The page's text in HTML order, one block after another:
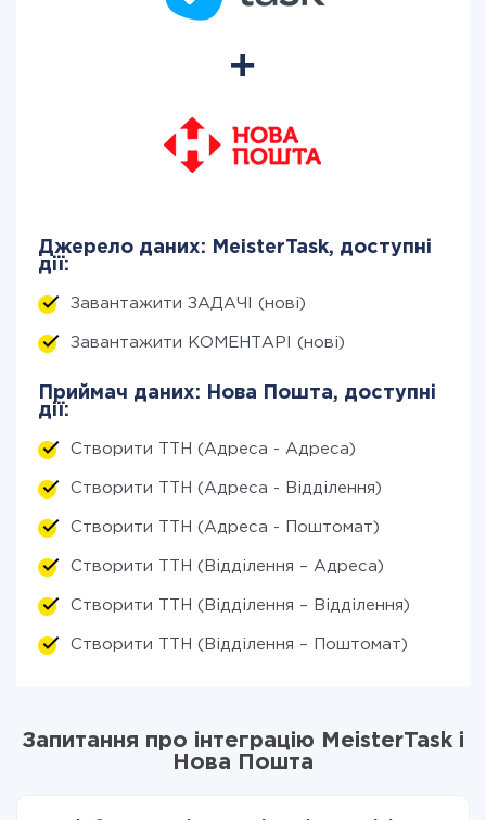
Джерело даних: MeisterTask, доступні
дії:
Завантажити ЗАДАЧІ (нові)
Завантажити КОМЕНТАРІ (нові)
Приймач даних: Нова Пошта, доступні
дії:
Створити ТТН (Адреса - Адреса)
Створити ТТН (Адреса - Відділення)
Створити ТТН (Адреса - Поштомат)
Створити ТТН (Відділення – Адреса)
Створити ТТН (Відділення – Відділення)
Створити ТТН (Відділення – Поштомат)
Запитання про інтеграцію MeisterTask і
Нова Пошта